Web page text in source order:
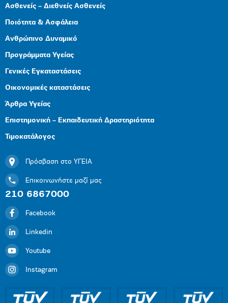
Ασθενείς – Διεθνείς Ασθενείς
Ποιότητα & Ασφάλεια
Ανθρώπινο Δυναμικό
Προγράμματα Υγείας
Γενικές Εγκαταστάσεις
Οικονομικές καταστάσεις
Άρθρα Υγείας
Επιστημονική – Εκπαιδευτική Δραστηριότητα
Τιμοκατάλογος
Πρόσβαση στο ΥΓΕΙΑ
Επικοινωνήστε μαζί μας
210 6867000
Facebook
Linkedin
Youtube
Instagram